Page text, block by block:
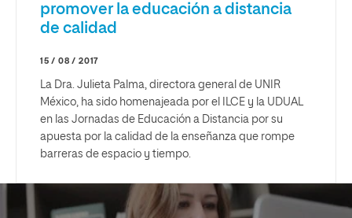
promover la educación a distancia
de calidad
15 / 08 / 2017
La Dra. Julieta Palma, directora general de UNIR
México, ha sido homenajeada por el ILCE y la UDUAL
en las Jornadas de Educación a Distancia por su
apuesta por la calidad de la enseñanza que rompe
barreras de espacio y tiempo.